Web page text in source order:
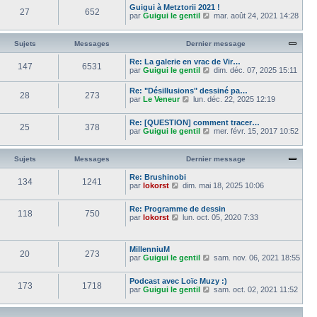
a
g
m
e
s
s
g
e
i
e
m
e
s
a
g
e
d
e
n
e
r
m
e
s
s
a
e
r
l
d
r
n
i
e
r
m
e
s
a
g
e
27 652
Guigui à Metztorii 2021 !
par Guigui le gentil
V
i
e
d
e
r
n
i
r
m
e
s
a
g
mar. août 24, 2021 14:28
Sujets Messages Dernier message
147 6531
Re: La galerie en vrac de Vir…
par Guigui le gentil
V
r
l
e
d
e
n
e
r
e
a
g
dim. déc. 07, 2025 15:11
28 273
Re: "Désillusions" dessiné pa…
par Le Veneur
V
i
l
d
e
r
i
r
m
e
a
e
lun. déc. 22, 2025 12:19
25 378
Re: [QUESTION] comment tracer…
par Guigui le gentil
V
i
d
e
r
n
i
m
s
a
g
e
mer. févr. 15, 2017 10:52
Sujets Messages Dernier message
134 1241
Re: Brushinobi
par lokorst
V
i
r
n
e
r
m
e
dim. mai 18, 2025 10:06
118 750
Re: Programme de dessin
par lokorst
V
r
e
r
n
e
lun. oct. 05, 2020 7:33
20 273
MillenniuM
par Guigui le gentil
V
i
r
d
sam. nov. 06, 2021 18:55
173 1718
Podcast avec Loïc Muzy :)
par Guigui le gentil
V
i
sam. oct. 02, 2021 11:52